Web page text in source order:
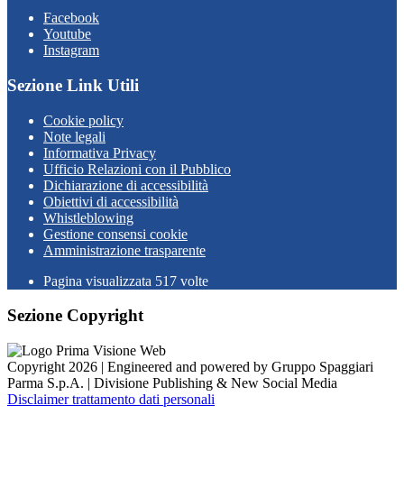
Facebook
Youtube
Instagram
Sezione Link Utili
Cookie policy
Note legali
Informativa Privacy
Ufficio Relazioni con il Pubblico
Dichiarazione di accessibilità
Obiettivi di accessibilità
Whistleblowing
Gestione consensi cookie
Amministrazione trasparente
Pagina visualizzata 517 volte
Sezione Copyright
Copyright 2026 | Engineered and powered by Gruppo Spaggiari
Parma S.p.A. | Divisione Publishing & New Social Media
Disclaimer trattamento dati personali